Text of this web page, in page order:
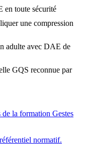
toute sécurité
une compression
adulte avec DAE de
GQS reconnue par
la formation Gestes
normatif.